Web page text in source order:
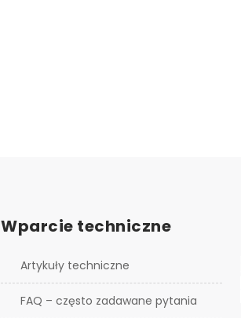
Wparcie techniczne
Artykuły techniczne
FAQ – często zadawane pytania